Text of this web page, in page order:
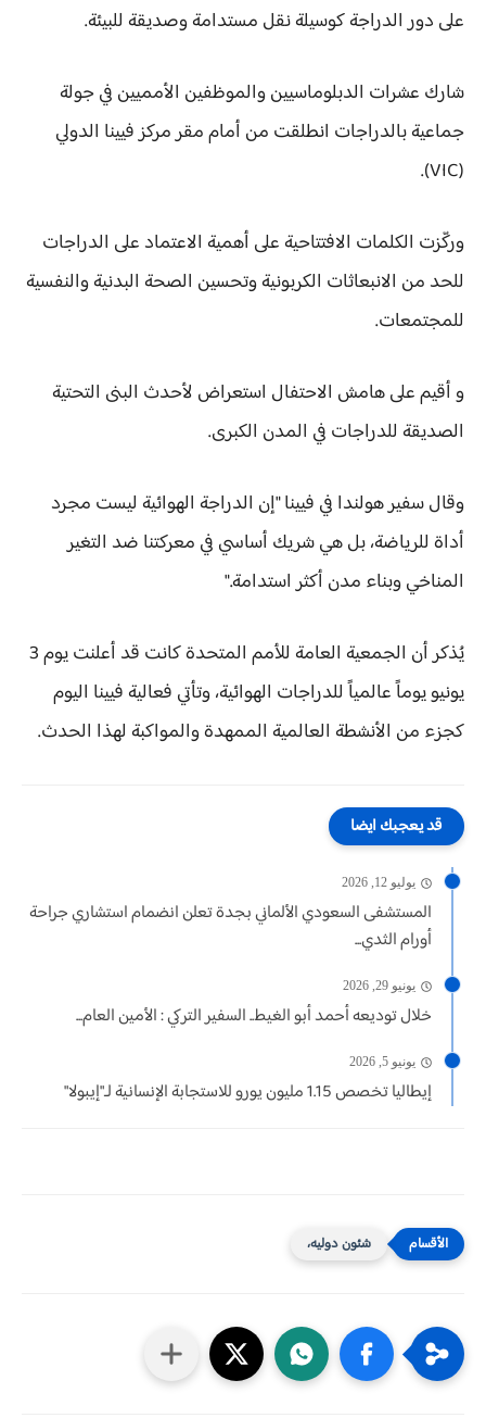
على دور الدراجة كوسيلة نقل مستدامة وصديقة للبيئة.
شارك عشرات الدبلوماسيين والموظفين الأمميين في جولة
جماعية بالدراجات انطلقت من أمام مقر مركز فيينا الدولي
(VIC).
وركّزت الكلمات الافتتاحية على أهمية الاعتماد على الدراجات
للحد من الانبعاثات الكربونية وتحسين الصحة البدنية والنفسية
للمجتمعات.
و أقيم على هامش الاحتفال استعراض لأحدث البنى التحتية
الصديقة للدراجات في المدن الكبرى.
وقال سفير هولندا في فيينا "إن الدراجة الهوائية ليست مجرد
أداة للرياضة، بل هي شريك أساسي في معركتنا ضد التغير
المناخي وبناء مدن أكثر استدامة."
يُذكر أن الجمعية العامة للأمم المتحدة كانت قد أعلنت يوم 3
يونيو يوماً عالمياً للدراجات الهوائية، وتأتي فعالية فيينا اليوم
كجزء من الأنشطة العالمية الممهدة والمواكبة لهذا الحدث.
قد يعجبك ايضا
يوليو 12, 2026
المستشفى السعودي الألماني بجدة تعلن انضمام استشاري جراحة
أورام الثدي...
يونيو 29, 2026
خلال توديعه أحمد أبو الغيط.. السفير التركي : الأمين العام...
يونيو 5, 2026
إيطاليا تخصص 1.15 مليون يورو للاستجابة الإنسانية لـ"إيبولا"
شئون دوليه،